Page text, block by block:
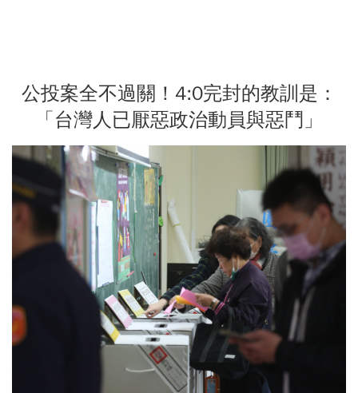
公投案全不過關！4:0完封的教訓是：
「台灣人已厭惡政治動員與惡鬥」